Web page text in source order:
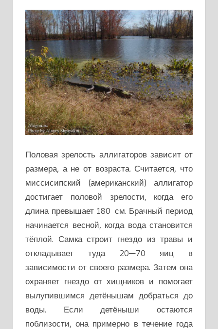
Половая зрелость аллигаторов зависит от
размера, а не от возраста. Считается, что
миссисипский (американский) аллигатор
достигает половой зрелости, когда его
длина превышает 180 см. Брачный период
начинается весной, когда вода становится
тёплой. Самка строит гнездо из травы и
откладывает туда 20—70 яиц в
зависимости от своего размера. Затем она
охраняет гнездо от хищников и помогает
вылупившимся детёнышам добраться до
воды. Если детёныши остаются
поблизости, она примерно в течение года